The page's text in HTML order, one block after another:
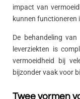
impact van
kunnen functioneren
De behandeling
leverziekten is
vermoeidheid bij
bijzonder vaak voor
Twee vormen